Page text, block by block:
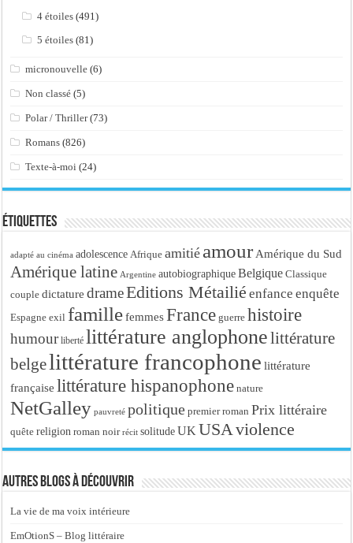
4 étoiles (491)
5 étoiles (81)
micronouvelle (6)
Non classé (5)
Polar / Thriller(73)
Romans (826)
Texte-à-moi (24)
Étiquettes
adapté au cinéma adolescence Afrique amitié amour Amérique du Sud
Amérique latine Argentine autobiographique Belgique Classique
couple dictature drameEditions Métailié enfance enquête
Espagne exil famille femmes France guerre histoire
humour liberté littérature anglophonelittérature
belgelittérature francophone littérature
française littérature hispanophone nature
NetGalley pauvreté politique premier roman Prix littéraire
quête religion roman noir récit solitude UK USAviolence
Autres blogs à découvrir
La vie de ma voix intérieure
EmOtionS – Blog littéraire